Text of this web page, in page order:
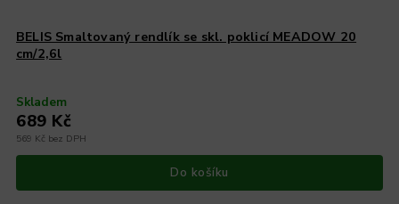
BELIS Smaltovaný rendlík se skl. poklicí MEADOW 20
cm/2,6l
Skladem
569 Kč bez DPH
689 Kč
Do košíku